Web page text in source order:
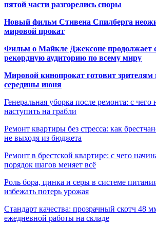
пятой части разгорелись споры
Новый фильм Стивена Спилберга
мировой прокат
Фильм о Майкле Джексоне продолжает
рекордную аудиторию по всему миру
Мировой кинопрокат готовит
середины июня
Генеральная уборка после ремонта: с чего
наступить на грабли
Ремонт квартиры без стресса: как
не выходя из бюджета
Ремонт в брестской квартире: с чего
порядок шагов меняет всё
Роль бора, цинка и серы в системе
избежать потерь урожая
Стандарт качества: прозрачный скотч 48
ежедневной работы на складе